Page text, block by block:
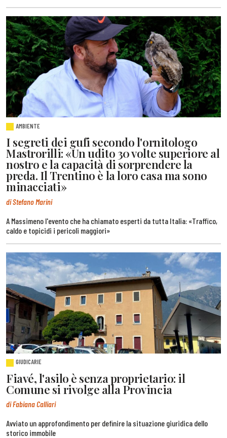
AMBIENTE
I segreti dei gufi secondo l'ornitologo
Mastrorilli: «Un udito 30 volte superiore al
nostro e la capacità di sorprendere la
preda. Il Trentino è la loro casa ma sono
minacciati»
di Stefano Marini
A Massimeno l'evento che ha chiamato esperti da tutta Italia: «Traffico,
caldo e topicidi i pericoli maggiori»
GIUDICARIE
Fiavé, l'asilo è senza proprietario: il
Comune si rivolge alla Provincia
di Fabiana Calliari
Avviato un approfondimento per definire la situazione giuridica dello
storico immobile